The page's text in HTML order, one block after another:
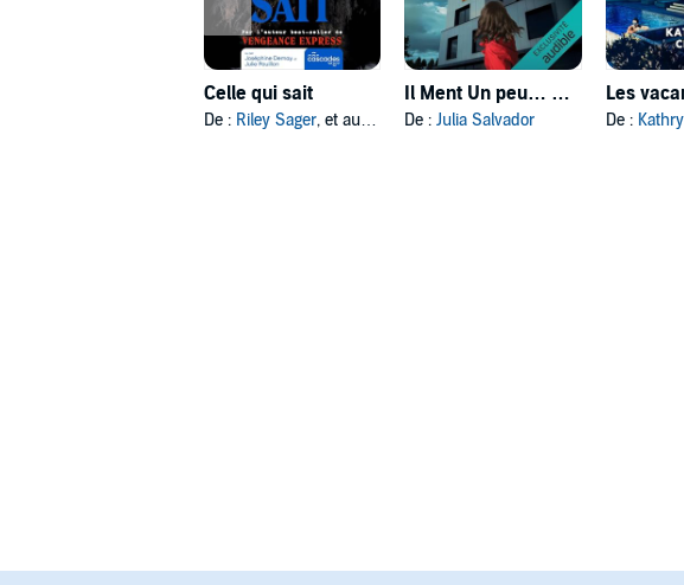
Celle qui sait
De : Riley Sager, et autres
Il Ment Un peu… Beaucoup
De :Julia Salvador
Les
De :